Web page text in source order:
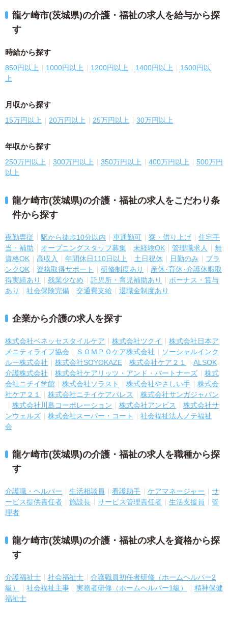
龍ケ崎市(茨城県)の介護・福祉の求人を給与から探
す
時給から探す
850円以上 1000円以上 1200円以上 1400円以上
1600円以
上
月収から探す
15万円以上 20万円以上 25万円以上 30万円以上
年収から探す
250万円以上 300万円以上 350万円以上 400万円以上
500万円
以上
龍ケ崎市(茨城県)の介護・福祉の求人をこだわり条
件から探す
夜勤専従 駅から徒歩10分以内 車通勤可 寮・借り上げ
住宅手
当・補助
オープニングスタッフ募集 未経験OK 管理職求人
無
資格OK
高収入 年間休日110日以上 土日祝休 日勤のみ
ブラ
ンクOK
資格取得サポート 研修制度あり
産休･育休･介護休暇取
得実績あり
残業少なめ 託児所・育児補助あり
ボーナス・賞与
あり
社会保険完備 交通費支給 退職金制度あり
企業から介護の求人を探す
株式会社ベネッセスタイルケア 株式会社ツクイ
株式会社日本ア
メニティライフ協会
ＳＯＭＰＯケア株式会社
ソーシャルインク
ルー株式会社
株式会社SOYOKAZE 株式会社ケア２１
ALSOK
介護株式会社
株式会社ケアリッツ・アンド・パートナーズ
株式
会社ニチイ学館
株式会社ソラスト 株式会社やさしい手
株式会
社ケア２１
株式会社ニチイケアパレス
株式会社サンガジャパン
株式会社川島コーポレーション
株式会社アンビス
株式会社サ
ンウェルズ
株式会社スーパー・コート
社会福祉法人ノテ福祉
会
龍ケ崎市(茨城県)の介護・福祉の求人を職種から探
す
介護職・ヘルパー 生活相談員 看護助手 ケアマネージャー
サ
ービス提供責任者
施設長 サービス管理責任者 生活支援員
管
理者
龍ケ崎市(茨城県)の介護・福祉の求人を資格から探
す
介護福祉士 社会福祉士
介護職員初任者研修（ホームヘルパー2
級）
社会福祉主事 実務者研修（ホームヘルパー1級）
精神保健
福祉士